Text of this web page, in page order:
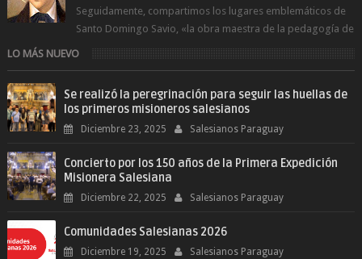
Seguidamente, compartimos los lugares emblemáticos de
Santo Domingo Savio, «la obra maestra de la pedagogía de
Don Bosco». San Giovann...
LO MÁS NUEVO
Se realizó la peregrinación para seguir las huellas de
los primeros misioneros salesianos
Diciembre 23, 2025 Salesianos Paraguay
Concierto por los 150 años de la Primera Expedición
Misionera Salesiana
Diciembre 22, 2025 Salesianos Paraguay
Comunidades Salesianas 2026
Diciembre 19, 2025 Salesianos Paraguay